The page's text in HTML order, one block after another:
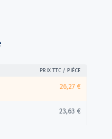
PRIX TTC / PIÈCE
26,27 €
23,63 €